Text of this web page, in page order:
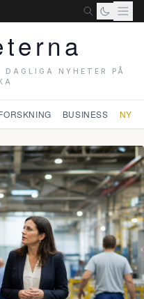
NYHETER PÅ
BUSINESS